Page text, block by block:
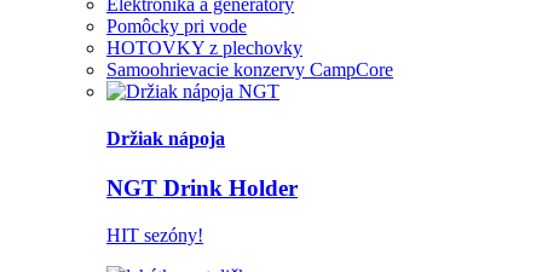
Pomôcky pri vode
HOTOVKY z plechovky
Samoohrievacie konzervy CampCore
Držiak nápoja
NGT Drink Holder
HIT sezóny!